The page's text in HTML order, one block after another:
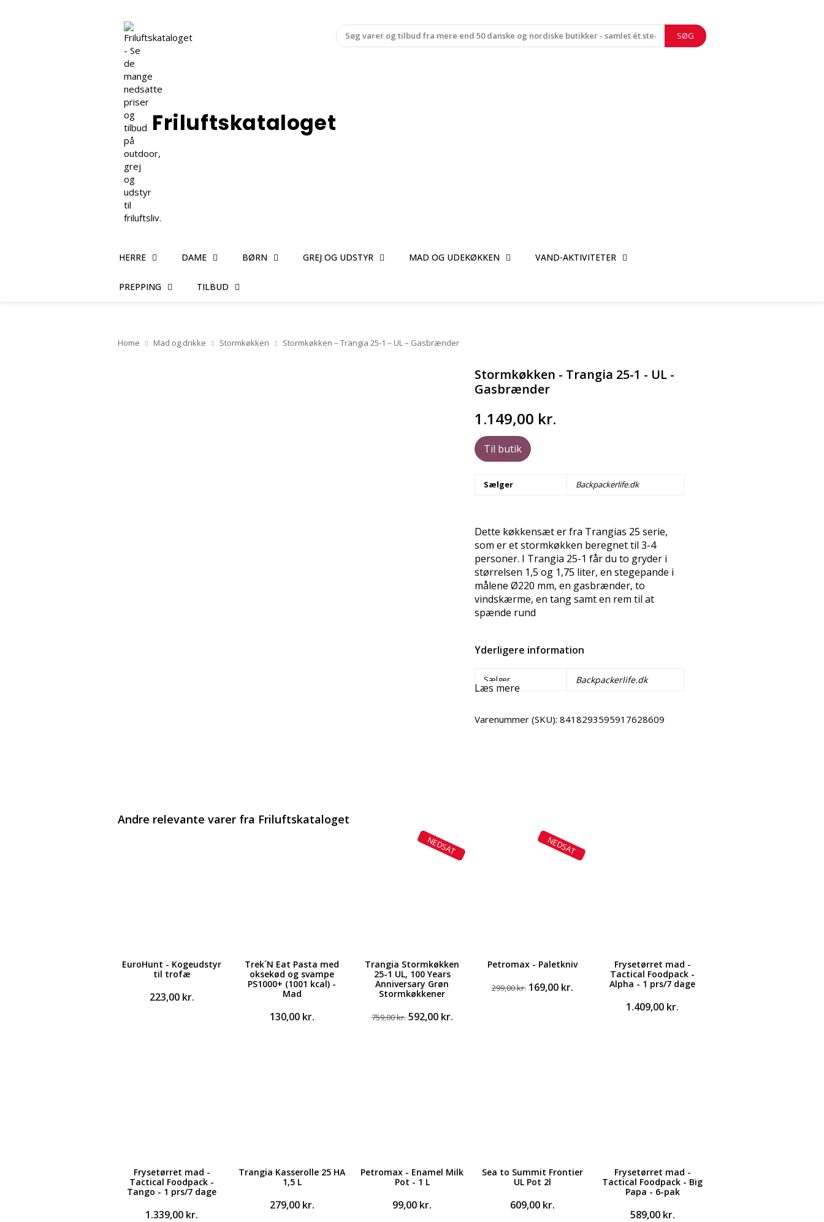
Friluftskataloget
SØG
HERRE DAME BØRN GREJ OG UDSTYR MAD OG UDEKØKKEN VAND-AKTIVITETER
PREPPING TILBUD
Home Mad og drikke Stormkøkken Stormkøkken – Trangia 25-1 – UL – Gasbrænder
Stormkøkken - Trangia 25-1 - UL -
Gasbrænder
1.149,00 kr.
Til butik
Sælger Backpackerlife.dk
Dette køkkensæt er fra Trangias 25 serie,
som er et stormkøkken beregnet til 3-4
personer. I Trangia 25-1 får du to gryder i
størrelsen 1,5 og 1,75 liter, en stegepande i
målene Ø220 mm, en gasbrænder, to
vindskærme, en tang samt en rem til at
spænde rund
Yderligere information
Sælger Backpackerlife.dk
Læs mere
Varenummer (SKU):8418293595917628609
Andre relevante varer fra Friluftskataloget
EuroHunt - Kogeudstyr
til trofæ
223,00 kr.
Trek´N Eat Pasta med
oksekød og svampe
PS1000+ (1001 kcal) -
Mad
130,00 kr.
NEDSAT
Trangia Stormkøkken
25-1 UL, 100 Years
Anniversary Grøn
Stormkøkkener
759,00kr. Den
592,00 kr.Den
NEDSAT
Petromax - Paletkniv
299,00kr. Den
169,00 kr.Den
Frysetørret mad -
Tactical Foodpack -
Alpha - 1 prs/7 dage
1.409,00 kr.
Frysetørret mad -
Tactical Foodpack -
Tango - 1 prs/7 dage
1.339,00 kr.
Trangia Kasserolle 25 HA
1,5 L
279,00 kr.
Petromax - Enamel Milk
Pot - 1 L
99,00 kr.
Sea to Summit Frontier
UL Pot 2l
609,00 kr.
Frysetørret mad -
Tactical Foodpack - Big
Papa - 6-pak
589,00 kr.